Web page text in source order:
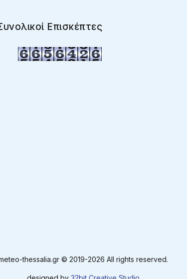
Επισκέπτες
thessalia.gr © 2019-2026 All rights reserved.